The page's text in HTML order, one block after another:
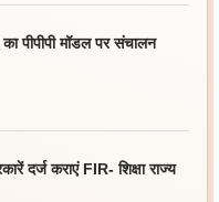
पीपीपी मॉडल पर संचालन
दर्ज कराएं FIR- शिक्षा राज्य